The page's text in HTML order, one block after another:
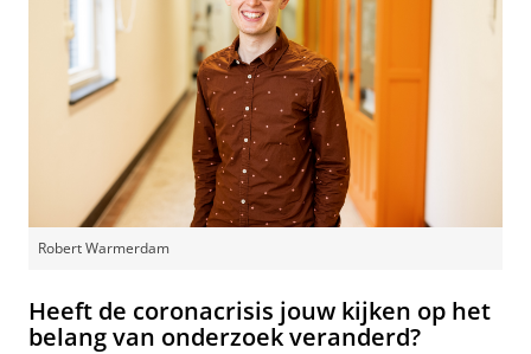
Robert Warmerdam
Heeft de coronacrisis jouw kijken op het
belang van onderzoek veranderd?